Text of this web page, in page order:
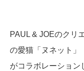
PAUL & JOEのクリ
の愛猫「ヌネット」
がコラボレーション